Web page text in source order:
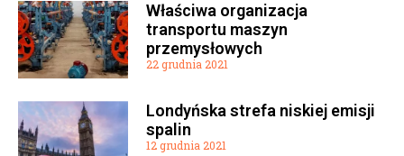
Właściwa organizacja
transportu maszyn
przemysłowych
22 grudnia 2021
Londyńska strefa niskiej emisji
spalin
12 grudnia 2021